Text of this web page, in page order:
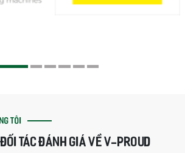
TÔI
TÁC ĐÁNH GIÁ VỀ V-PROUD